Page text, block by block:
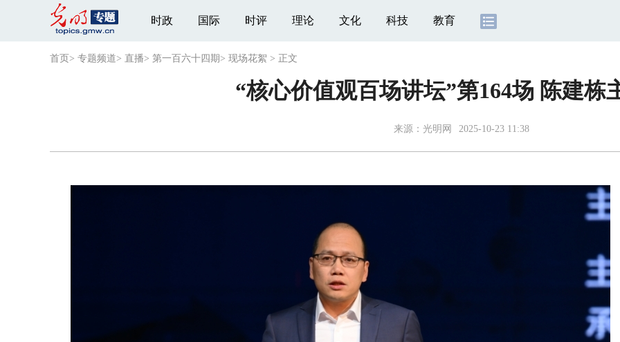
时政 国际 时评 理论 文化 科技 教育
首页 > 专题频道> 直播> 第一百六十四期> 现场花絮 > 正文
“核心价值观百场讲坛”第164场 陈建栋
来源： 光明网 2025-10-23 11:38